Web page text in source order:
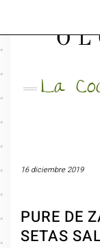
La
16 diciembre 2019
PURE DE
SETAS